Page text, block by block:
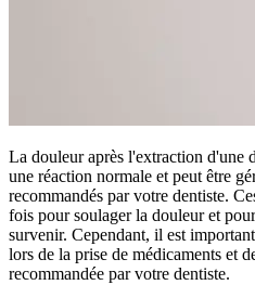
La douleur après l'extraction d'une
une réaction normale et peut être
recommandés par votre dentiste.
fois pour soulager la douleur et
survenir. Cependant, il est
lors de la prise de médicaments et
recommandée par votre dentiste.